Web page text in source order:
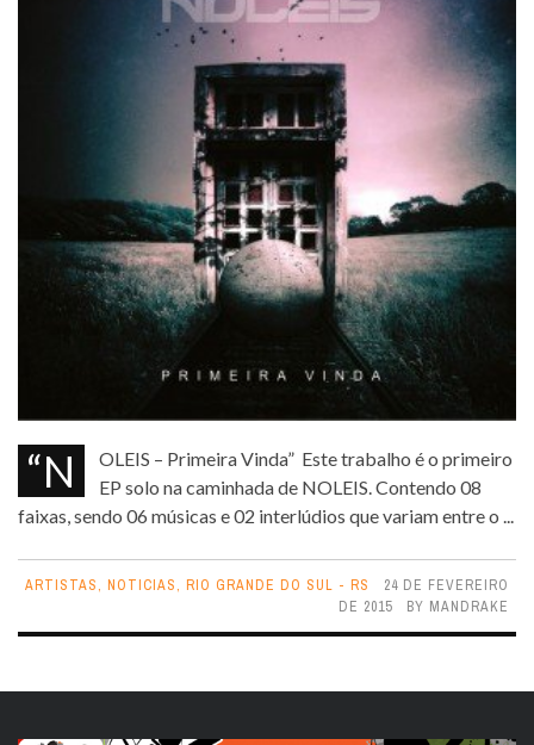
“NOLEIS – Primeira Vinda” Este trabalho é o primeiro
EP solo na caminhada de NOLEIS. Contendo 08
faixas, sendo 06 músicas e 02 interlúdios que variam entre o ...
ARTISTAS, NOTICIAS, RIO GRANDE DO SUL - RS
24 DE FEVEREIRO
DE 2015
BY MANDRAKE